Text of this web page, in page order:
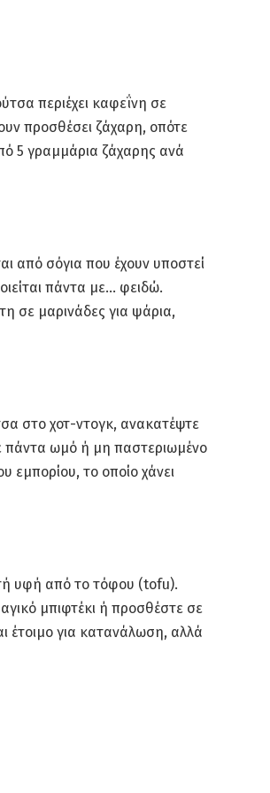
περιέχει καφεΐνη σε
προσθέσει ζάχαρη, οπότε
5 γραμμάρια ζάχαρης ανά
από σόγια που έχουν υποστεί
πάντα με… φειδώ.
σε μαρινάδες για ψάρια,
στο χοτ-ντογκ, ανακατέψτε
πάντα ωμό ή μη παστεριωμένο
εμπορίου, το οποίο χάνει
υφή από το τόφου (tofu).
μπιφτέκι ή προσθέστε σε
έτοιμο για κατανάλωση, αλλά